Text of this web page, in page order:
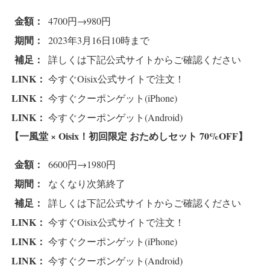
金額： 4700円→980円
期間： 2023年3月16日10時まで
補足： 詳しくは下記公式サイトからご確認ください
LINK： 今すぐOisix公式サイトで注文！
LINK： 今すぐクーポンゲット(iPhone)
LINK： 今すぐクーポンゲット(Android)
【一風堂 × Oisix！初回限定 おためしセット 70%OFF】
金額： 6600円→1980円
期間： なくなり次第終了
補足： 詳しくは下記公式サイトからご確認ください
LINK： 今すぐOisix公式サイトで注文！
LINK： 今すぐクーポンゲット(iPhone)
LINK： 今すぐクーポンゲット(Android)